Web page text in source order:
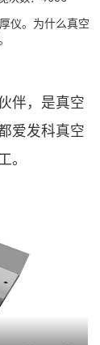
仪。为什么真空
伴，是真空
爱发科真空
。